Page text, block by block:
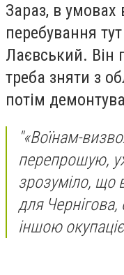
Зараз, в умовах
перебування
Лаєвський. Він
треба зняти з
потім
"«Воїнам-
перепрошую,
зрозуміло, що
для Чернігова,
іншою